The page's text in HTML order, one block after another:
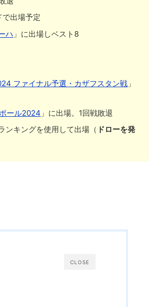
で出場予定
ハ 」に出場しベスト8
ファイナル予選・カザフスタン戦 」
ール2024 」に出場。1回戦敗退
ンキングを使用して出場（ ドローを発
CLOSE